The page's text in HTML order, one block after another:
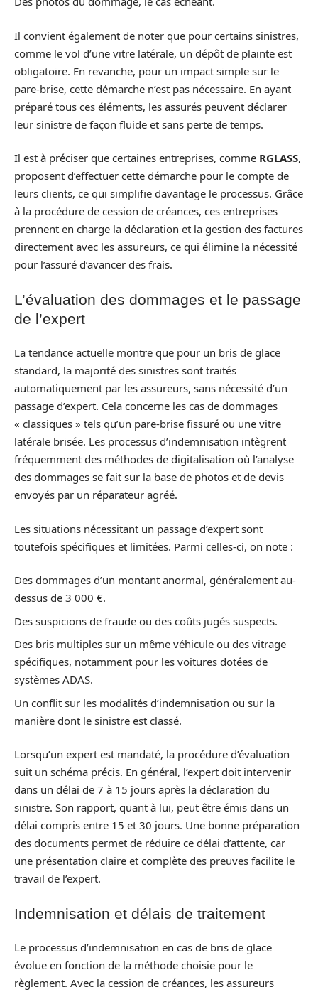
Il convient également de noter que pour certains sinistres,
comme le vol d’une vitre latérale, un dépôt de plainte est
obligatoire. En revanche, pour un impact simple sur le
pare-brise, cette démarche n’est pas nécessaire. En ayant
préparé tous ces éléments, les assurés peuvent déclarer
leur sinistre de façon fluide et sans perte de temps.
Il est à préciser que certaines entreprises, comme RGLASS,
proposent d’effectuer cette démarche pour le compte de
leurs clients, ce qui simplifie davantage le processus. Grâce
à la procédure de cession de créances, ces entreprises
prennent en charge la déclaration et la gestion des factures
directement avec les assureurs, ce qui élimine la nécessité
pour l’assuré d’avancer des frais.
L’évaluation des dommages et le passage
de l’expert
La tendance actuelle montre que pour un bris de glace
standard, la majorité des sinistres sont traités
automatiquement par les assureurs, sans nécessité d’un
passage d’expert. Cela concerne les cas de dommages
« classiques » tels qu’un pare-brise fissuré ou une vitre
latérale brisée. Les processus d’indemnisation intègrent
fréquemment des méthodes de digitalisation où l’analyse
des dommages se fait sur la base de photos et de devis
envoyés par un réparateur agréé.
Les situations nécessitant un passage d’expert sont
toutefois spécifiques et limitées. Parmi celles-ci, on note :
Des dommages d’un montant anormal, généralement au-
dessus de 3 000 €.
Des suspicions de fraude ou des coûts jugés suspects.
Des bris multiples sur un même véhicule ou des vitrage
spécifiques, notamment pour les voitures dotées de
systèmes ADAS.
Un conflit sur les modalités d’indemnisation ou sur la
manière dont le sinistre est classé.
Lorsqu’un expert est mandaté, la procédure d’évaluation
suit un schéma précis. En général, l’expert doit intervenir
dans un délai de 7 à 15 jours après la déclaration du
sinistre. Son rapport, quant à lui, peut être émis dans un
délai compris entre 15 et 30 jours. Une bonne préparation
des documents permet de réduire ce délai d’attente, car
une présentation claire et complète des preuves facilite le
travail de l’expert.
Indemnisation et délais de traitement
Le processus d’indemnisation en cas de bris de glace
évolue en fonction de la méthode choisie pour le
règlement. Avec la cession de créances, les assureurs